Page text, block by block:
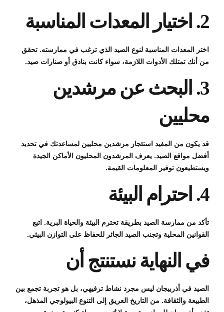
2. اختيار المعدات المناسبة
اختر المعدات المناسبة لنوع الصيد الذي ترغب في ممارسته. تحقق
من أنك تمتلك الأدوات اللازمة، سواء كانت بنادق أو صنارات صيد.
3. البحث عن مرشدين
محليين
قد يكون من المفيد استئجار مرشدين محليين لمساعدتك في تحديد
أفضل مواقع الصيد. يعرف المرشدون المحليون الأماكن الجيدة
ويستطيعون توفير المعلومات القيمة.
4. احترام البيئة
تأكد من ممارسة الصيد بطريقة تحترم البيئة والحياة البرية. اتبع
القوانين المحلية وتجنب الصيد الجائر للحفاظ على التوازن البيئي.
في النهاية نستنتج أن
الصيد في أذربيجان ليس مجرد نشاط ترفيهي، بل هو تجربة تجمع بين
الطبيعة والثقافة. من التاريخ العريق إلى التنوع البيولوجي المذهل،